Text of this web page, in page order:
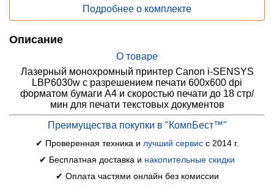
Подробнее о комплекте
Описание
О товаре
Лазерный монохромный принтер Canon i-SENSYS
LBP6030w с разрешением печати 600x600 dpi
форматом бумаги A4 и скоростью печати до 18 стр/
мин для печати текстовых документов
Преимущества покупки в "КомпБест™"
✔ Проверенная техника и лучший сервис с 2014 г.
✔ Бесплатная доставка и накопительные скидки
✔ Оплата частями онлайн без комиссии